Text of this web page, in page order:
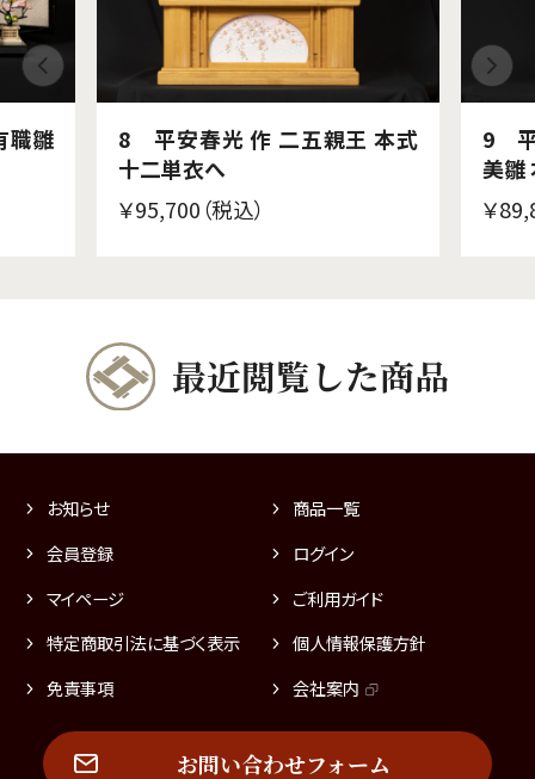
職雛
8 平安春光 作 二五親王 本式
十二単衣へ
￥95,700（税込）
9 平
美雛
￥
最近閲覧した商品
お知らせ
商品一覧
会員登録
ログイン
マイページ
ご利用ガイド
特定商取引法に基づく表示
個人情報保護方針
免責事項
会社案内
お問い合わせフォーム